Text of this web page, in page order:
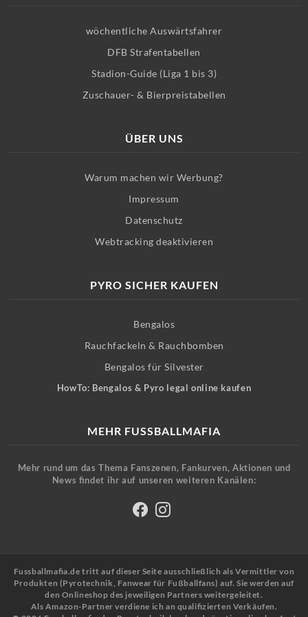
wöchentliche Auswärtsfahrer
DFB Strafentabellen
Stadion-Guide (Liga 1 bis 3)
Zuschauer- & Bierpreistabellen
ÜBER UNS
Warum machen wir Werbung?
Impressum
Datenschutz
Webtracking deaktivieren
PYRO SICHER KAUFEN
Bengalos
Rauchfackeln & Rauchbomben
Bengalos für Silvester
HowTo: Bengalos & Pyro legal online kaufen
MEHR FUSSBALLMAFIA
Mehr rund um das Thema Fanszenen, Fankurven, Aktionen und
News findet ihr auf unseren weiteren Kanälen:
Fussballmafia.de tritt auf dieser Seite ausschließlich als Vermittler von
Produkten (Pyrotechnik, Fanwear für Fußballfans) auf. Sie werden auf
den Onlineshop des jeweiligen Partners weitergeleitet.
Als Amazon-Partner verdiene ich an qualifizierten Verkäufen.